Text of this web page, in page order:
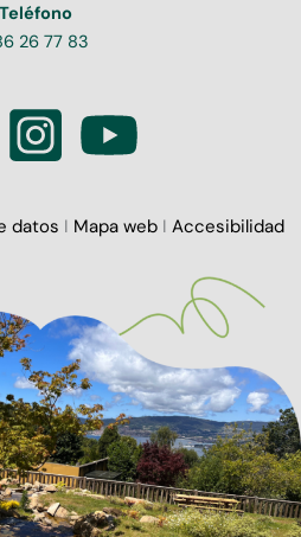
Teléfono
26 77 83
datos I Mapa web I Accesibilidad